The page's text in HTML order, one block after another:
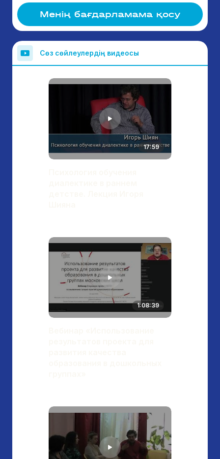
Менің бағдарламама қосу
Сөз сөйлеулердің видеосы
17:59
1:08:39